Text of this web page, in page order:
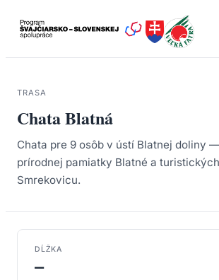
TRASA
Chata Blatná
Chata pre 9 osôb v ústí Blatnej doliny
prírodnej pamiatky Blatné a
Smrekovicu.
DĹŽKA
—